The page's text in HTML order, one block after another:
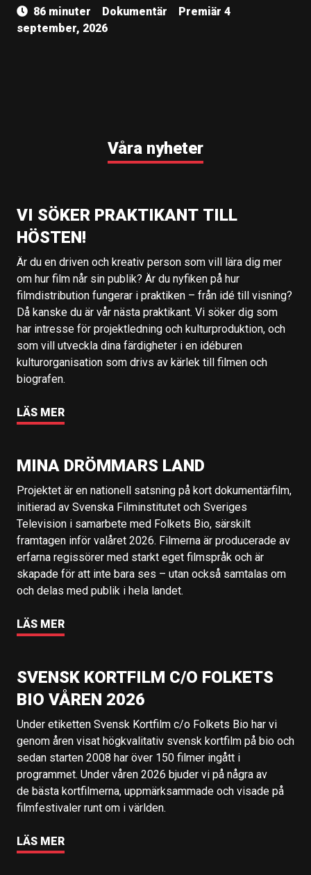
86 minuter Dokumentär
Premiär 4
september, 2026
Våra nyheter
VI SÖKER PRAKTIKANT TILL
HÖSTEN!
Är du en driven och kreativ person som vill lära dig mer
om hur film når sin publik? Är du nyfiken på hur
filmdistribution fungerar i praktiken – från idé till visning?
Då kanske du är vår nästa praktikant. Vi söker dig som
har intresse för projektledning och kulturproduktion, och
som vill utveckla dina färdigheter i en idéburen
kulturorganisation som drivs av kärlek till filmen och
biografen.
LÄS MER
MINA DRÖMMARS LAND
Projektet är en nationell satsning på kort dokumentärfilm,
initierad av Svenska Filminstitutet och Sveriges
Television i samarbete med Folkets Bio, särskilt
framtagen inför valåret 2026. Filmerna är producerade av
erfarna regissörer med starkt eget filmspråk och är
skapade för att inte bara ses – utan också samtalas om
och delas med publik i hela landet.
LÄS MER
SVENSK KORTFILM C/O FOLKETS
BIO VÅREN 2026
Under etiketten Svensk Kortfilm c/o Folkets Bio har vi
genom åren visat högkvalitativ svensk kortfilm på bio och
sedan starten 2008 har över 150 filmer ingått i
programmet. Under våren 2026 bjuder vi på några av
de bästa kortfilmerna, uppmärksammade och visade på
filmfestivaler runt om i världen.
LÄS MER